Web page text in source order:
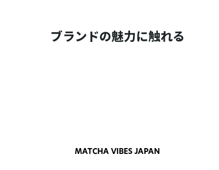
ブランドの魅力に触れる
MATCHA VIBES JAPAN